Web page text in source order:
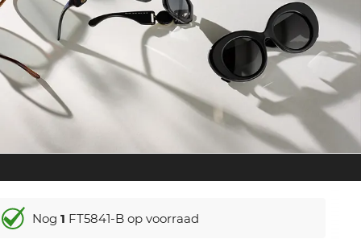
Nog1 FT5841-B op voorraad